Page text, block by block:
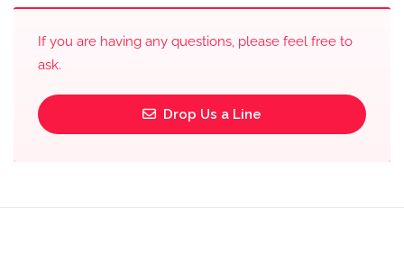
If you are having any questions, please feel free to
ask.
Drop Us a Line